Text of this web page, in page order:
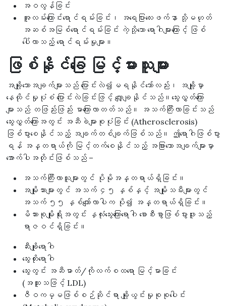
အဝလွန်ခြင်း
အူလမ်းကြောင်းရောင်ရမ်းခြင်း၊ အရေပြားလေးဖက်နာ သို့မဟုတ်
အဆစ်အမြစ်ရောင်ရမ်းခြင်း ကဲ့သို့သော ရောဂါများကြောင့် ဖြစ်
ပေါ်လာသည့် ရောင်ရမ်းမှုများ။
ဖြစ်နိုင်ခြေ မြင့်မားသူများ
အချို့သောအချက်များသည် ပြောင်းလဲ၍မရနိုင်သော်လည်း၊ အချို့မှာ
နေထိုင်မှုပုံစံ ပြောင်းလဲခြင်းဖြင့် လျှော့ချနိုင်သည်။သွေးလွှတ်ကြော
များသည် တဖြည်းဖြည်း မာကြောလာတတ်သည်။ အသက်ကြီးလာခြင်းသည်
သွေးလွှတ်ကြောအတွင်း အဆီခဲများစုပုံခြင်း (Atherosclerosis)
ဖြစ်ပွားစေနိုင်သည့် အချက်တစ်ချက်ဖြစ်သည်။ ဤရောဂါဖြစ်ပွား
ရန် အန္တရာယ်ကို မြင့်တက်စေနိုင်သည့် အခြားသောအချက်များမှာ
အောက်ပါအတိုင်းဖြစ်သည် –
အသက်ကြီးလာသူများတွင် ပိုမိုအန္တရာယ်ရှိခြင်း။
အမျိုးသားများတွင် အသက် ၄၅ နှစ်နှင့် အမျိုးသမီးများတွင်
အသက် ၅၅ နှစ်ကျော်လာပါက ပို၍ အန္တရာယ်ရှိခြင်း။
မိသားစုမျိုးရိုးအတွင်း နှလုံးသွေးကြောရောဂါ စောစီးစွာဖြစ်ပွားဖူးသည့်
ရာဇဝင်ရှိခြင်း။
ဆီးချိုရောဂါ
သွေးတိုးရောဂါ
သွေးတွင်း အဆီဓာတ်/ကိုလက်စထရော မြင့်မားခြင်း
(အထူးသဖြင့် LDL)
ဇီဝကမ္မဖြစ်စဉ်ဆိုင်ရာ ချို့ယွင်းမှုစုစုပေါင်း